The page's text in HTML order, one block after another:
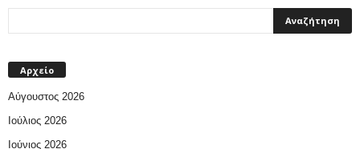
Αρχείο
Αύγουστος 2026
Ιούλιος 2026
Ιούνιος 2026